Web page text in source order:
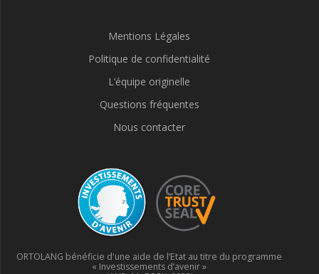
Mentions Légales
Politique de confidentialité
L’équipe originelle
Questions fréquentes
Nous contacter
ORTOLANG bénéficie d'une aide de l’Etat au titre du programme
« Investissements d’avenir »